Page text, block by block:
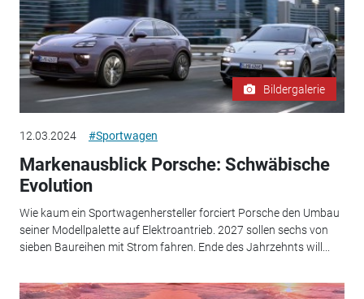
Bildergalerie
12.03.2024 #Sportwagen
Markenausblick Porsche: Schwäbische
Evolution
Wie kaum ein Sportwagenhersteller forciert Porsche den Umbau
seiner Modellpalette auf Elektroantrieb. 2027 sollen sechs von
sieben Baureihen mit Strom fahren. Ende des Jahrzehnts will...